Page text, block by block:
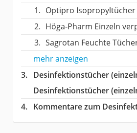
Optipro Isopropyltücher
Höga-Pharm Einzeln
Sagrotan Feuchte
mehr anzeigen
Desinfektionstücher
Desinfektionstücher
Kommentare zum